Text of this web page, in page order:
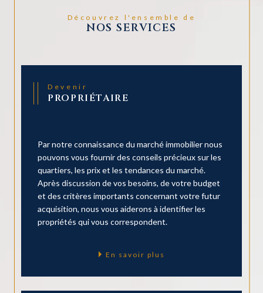
Découvrez l'ensemble de
NOS SERVICES
Devenir
PROPRIÉTAIRE
Par notre connaissance du marché immobilier nous
pouvons vous fournir des conseils précieux sur les
quartiers, les prix et les tendances du marché.
Après discussion de vos besoins, de votre budget
et des critères importants concernant votre futur
acquisition, nous vous aiderons à identifier les
propriétés qui vous correspondent.
En savoir plus